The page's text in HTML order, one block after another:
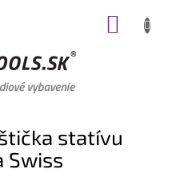
statívu
Swiss